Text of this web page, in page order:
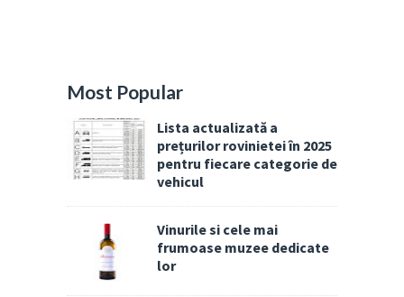
Most Popular
Lista actualizată a
prețurilor rovinietei în 2025
pentru fiecare categorie de
vehicul
Vinurile si cele mai
frumoase muzee dedicate
lor